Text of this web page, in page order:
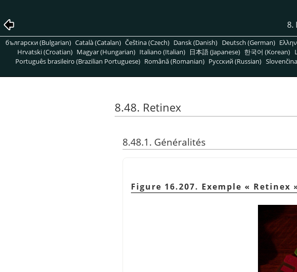
8.
български (Bulgarian) Català (Catalan) Čeština (Czech) Dansk (Danish) Deutsch (German)
Hrvatski (Croatian) Magyar (Hungarian) Italiano (Italian) 日本語 (Japanese) 한국어 (Korean)
Português brasileiro (Brazilian Portuguese) Română (Romanian) Pусский (Russian)
8.48. Retinex
8.48.1. Généralités
Figure 16.207. Exemple « Retinex